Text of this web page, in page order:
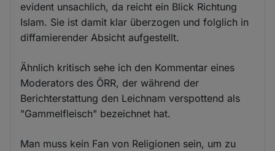
evident unsachlich, da reicht ein Blick Richtung
Islam. Sie ist damit klar überzogen und folglich in
diffamierender Absicht aufgestellt.
Ähnlich kritisch sehe ich den Kommentar eines
Moderators des ÖRR, der während der
Berichterstattung den Leichnam verspottend als
"Gammelfleisch" bezeichnet hat.
Man muss kein Fan von Religionen sein, um zu